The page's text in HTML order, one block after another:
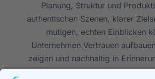
Planung, Struktur und
authentischen Szenen, klarer
mutigen, echten Einblicken
Unternehmen Vertrauen
zeigen und nachhaltig in